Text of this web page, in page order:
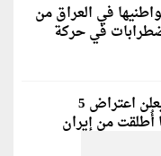
في العراق من
في حركة
الجيش الأردني يعلن اعتراض 5
أُطلقت من إيران